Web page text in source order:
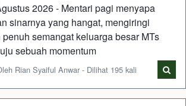
2026 - Mentari pagi menyapa
sinarnya yang hangat, mengiringi
semangat keluarga besar MTs
sebuah momentum
Rian Syaiful Anwar - Dilihat 195 kali